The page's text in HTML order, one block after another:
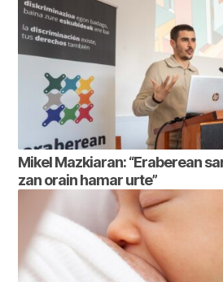
Mikel Mazkiaran: “Eraberean
zan orain hamar urte”